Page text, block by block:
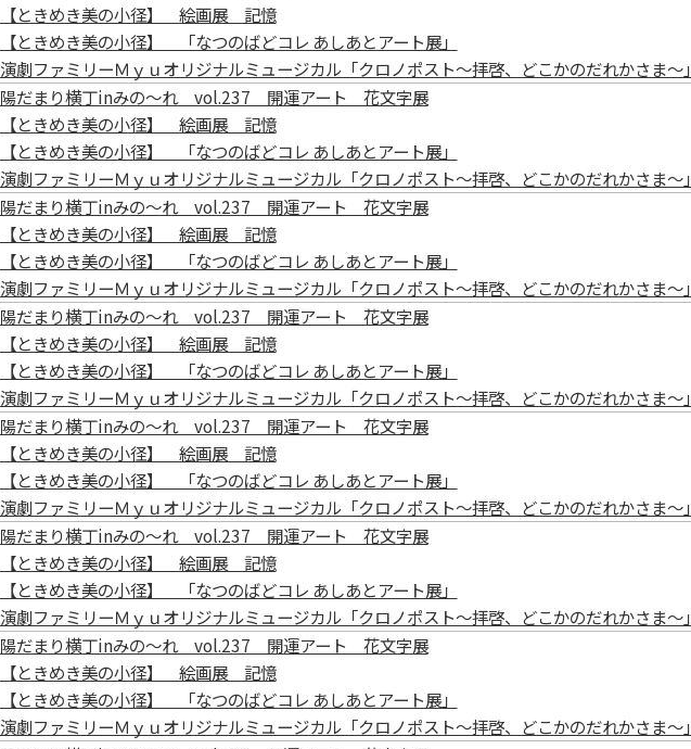
【ときめき美の小径】 絵画展 記憶
【ときめき美の小径】 「なつのばどコレ あしあとアート展」
演劇ファミリーＭｙｕオリジナルミュージカル「クロノポスト～拝啓、どこかのだれかさま～」
陽だまり横丁inみの～れ vol.237 開運アート 花文字展
【ときめき美の小径】 絵画展 記憶
【ときめき美の小径】 「なつのばどコレ あしあとアート展」
演劇ファミリーＭｙｕオリジナルミュージカル「クロノポスト～拝啓、どこかのだれかさま～」
陽だまり横丁inみの～れ vol.237 開運アート 花文字展
【ときめき美の小径】 絵画展 記憶
【ときめき美の小径】 「なつのばどコレ あしあとアート展」
演劇ファミリーＭｙｕオリジナルミュージカル「クロノポスト～拝啓、どこかのだれかさま～」
陽だまり横丁inみの～れ vol.237 開運アート 花文字展
【ときめき美の小径】 絵画展 記憶
【ときめき美の小径】 「なつのばどコレ あしあとアート展」
演劇ファミリーＭｙｕオリジナルミュージカル「クロノポスト～拝啓、どこかのだれかさま～」
陽だまり横丁inみの～れ vol.237 開運アート 花文字展
【ときめき美の小径】 絵画展 記憶
【ときめき美の小径】 「なつのばどコレ あしあとアート展」
演劇ファミリーＭｙｕオリジナルミュージカル「クロノポスト～拝啓、どこかのだれかさま～」
陽だまり横丁inみの～れ vol.237 開運アート 花文字展
【ときめき美の小径】 絵画展 記憶
【ときめき美の小径】 「なつのばどコレ あしあとアート展」
演劇ファミリーＭｙｕオリジナルミュージカル「クロノポスト～拝啓、どこかのだれかさま～」
陽だまり横丁inみの～れ vol.237 開運アート 花文字展
【ときめき美の小径】 絵画展 記憶
【ときめき美の小径】 「なつのばどコレ あしあとアート展」
演劇ファミリーＭｙｕオリジナルミュージカル「クロノポスト～拝啓、どこかのだれかさま～」